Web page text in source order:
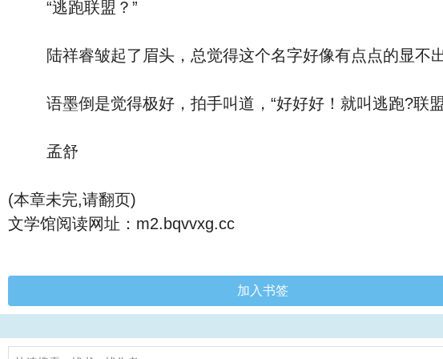
“逃跑联盟？”
陆祥睿皱起了眉头，总觉得这个名字好像有点点的显不出
语墨倒是觉得极好，拍手叫道，“好好好！就叫逃跑?联
孟舒
(本章未完,请翻页)
文学馆阅读网址：m2.bqvvxg.cc
加入书签